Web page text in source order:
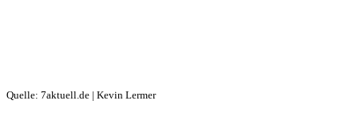
Quelle: 7aktuell.de | Kevin Lermer